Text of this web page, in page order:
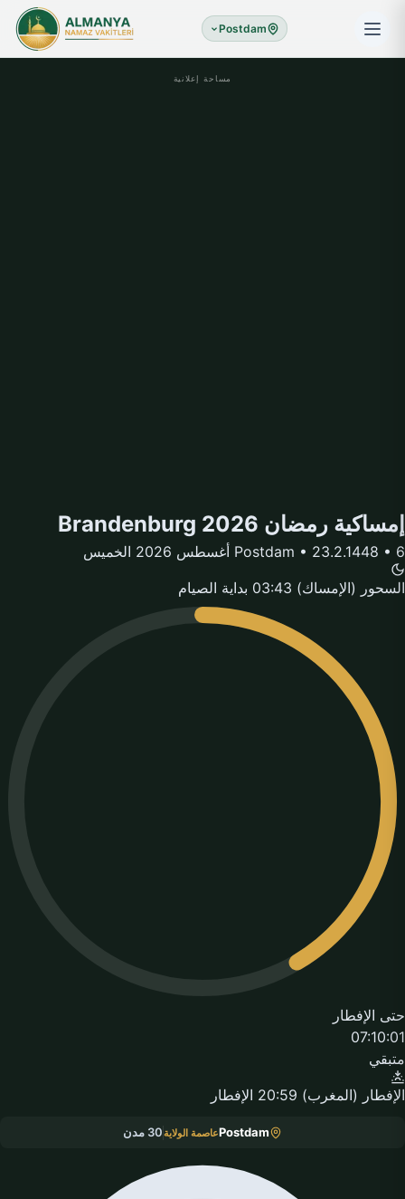
Postdam
مساحة إعلانية
إمساكية رمضان Brandenburg 2026
Postdam • 23.2.1448 • 6 أغسطس 2026 الخميس
السحور (الإمساك) 03:43 بداية الصيام
حتى الإفطار
07:10:01
متبقي
الإفطار (المغرب) 20:59 الإفطار
Postdamعاصمة الولاية30 مدن